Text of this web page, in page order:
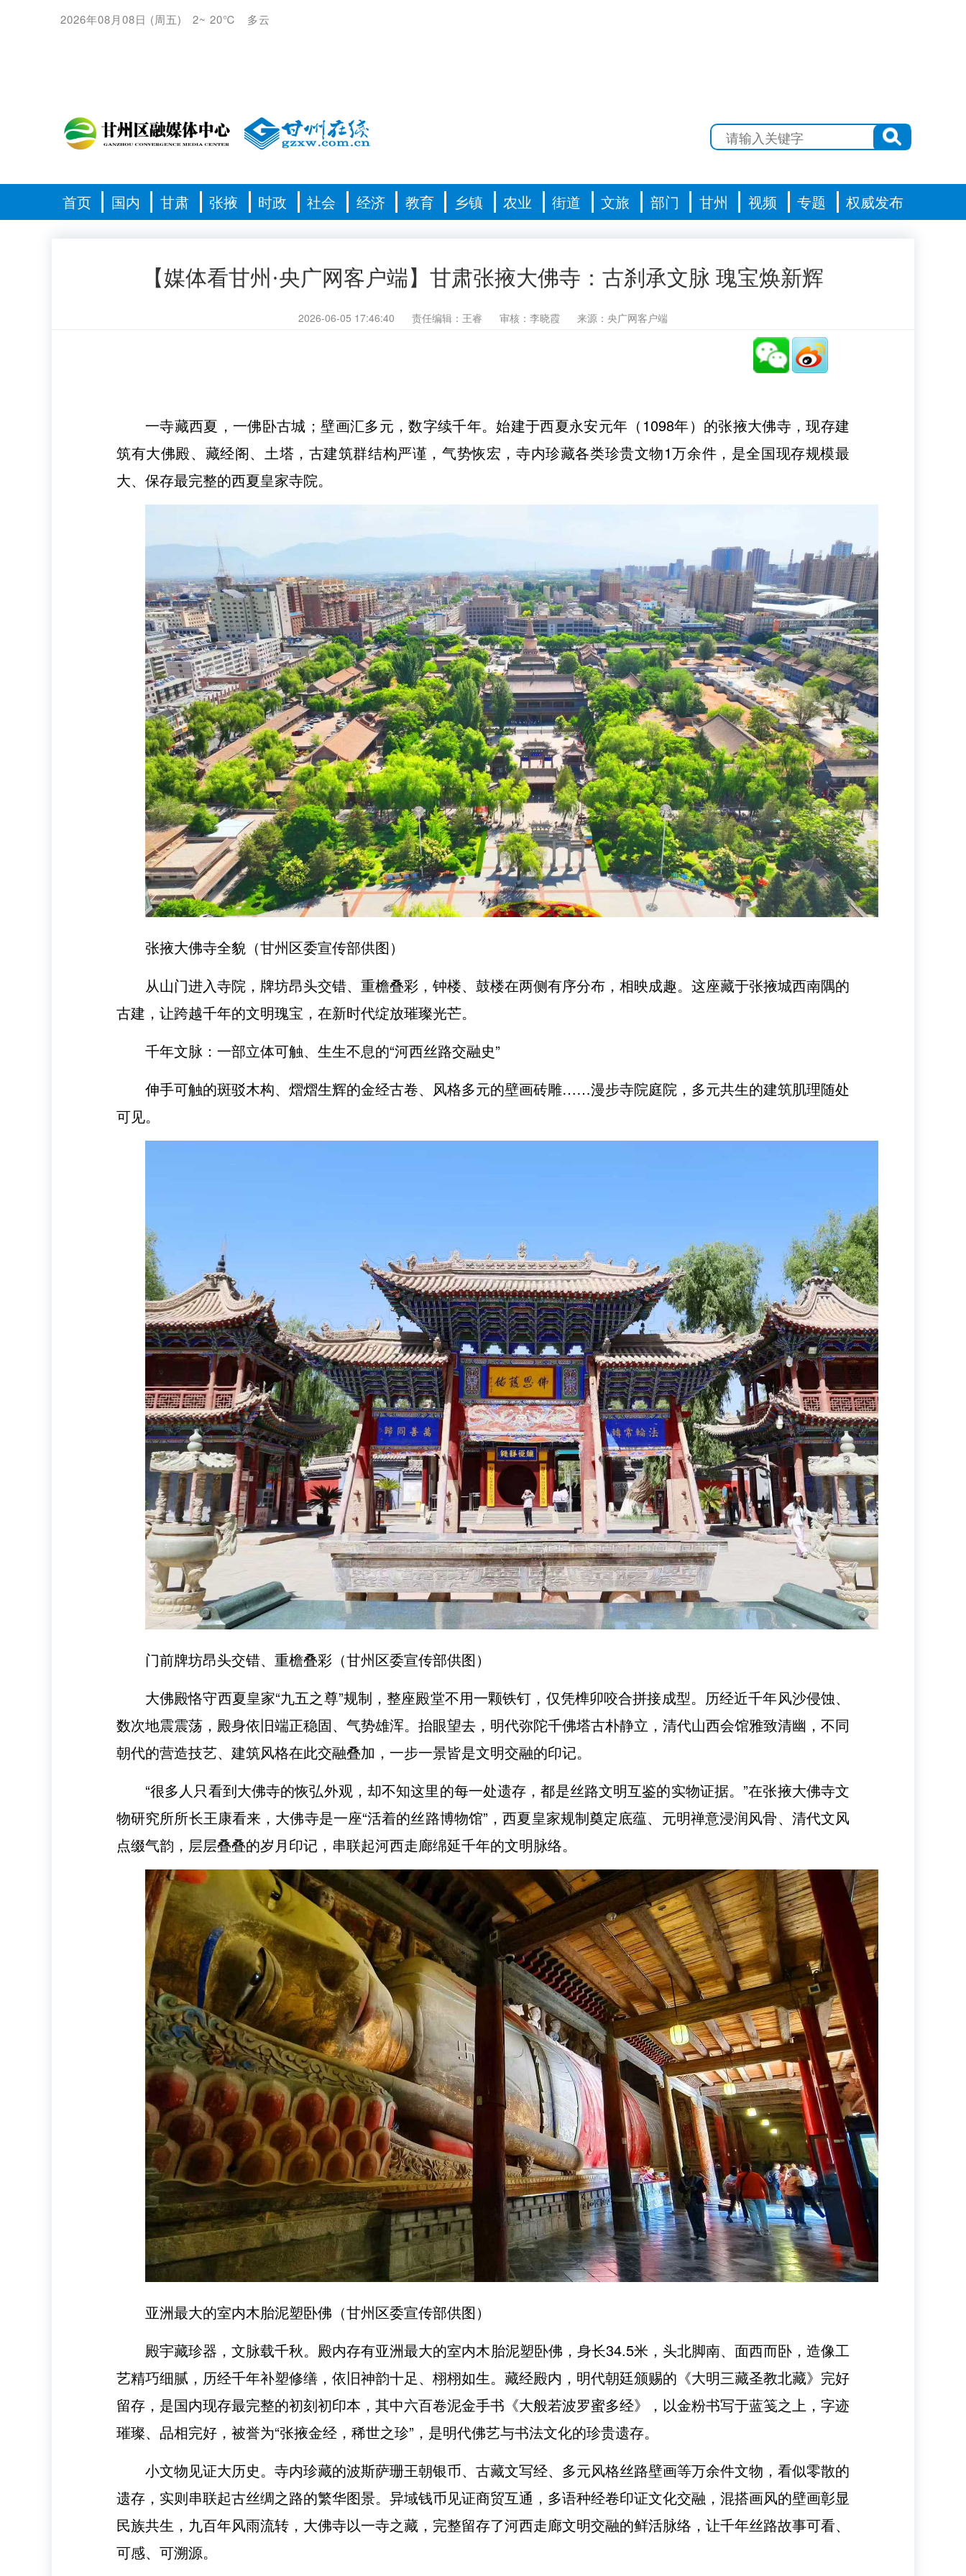
2026年08月08日 (周五) 2~ 20℃ 多云
首页 国内 甘肃 张掖 时政 社会 经济 教育 乡镇 农业 街道 文旅 部门 甘州 视频 专题 权威发布
【媒体看甘州·央广网客户端】甘肃张掖大佛寺：古刹承文脉 瑰宝焕新辉
2026-06-05 17:46:40 责任编辑：王睿 审核：李晓霞 来源：央广网客户端
一寺藏西夏，一佛卧古城；壁画汇多元，数字续千年。始建于西夏永安元年（1098年）的张掖大佛寺，现存建
筑有大佛殿、藏经阁、土塔，古建筑群结构严谨，气势恢宏，寺内珍藏各类珍贵文物1万余件，是全国现存规模最
大、保存最完整的西夏皇家寺院。
张掖大佛寺全貌（甘州区委宣传部供图）
从山门进入寺院，牌坊昂头交错、重檐叠彩，钟楼、鼓楼在两侧有序分布，相映成趣。这座藏于张掖城西南隅的
古建，让跨越千年的文明瑰宝，在新时代绽放璀璨光芒。
千年文脉：一部立体可触、生生不息的“河西丝路交融史”
伸手可触的斑驳木构、熠熠生辉的金经古卷、风格多元的壁画砖雕……漫步寺院庭院，多元共生的建筑肌理随处
可见。
门前牌坊昂头交错、重檐叠彩（甘州区委宣传部供图）
大佛殿恪守西夏皇家“九五之尊”规制，整座殿堂不用一颗铁钉，仅凭榫卯咬合拼接成型。历经近千年风沙侵蚀、
数次地震震荡，殿身依旧端正稳固、气势雄浑。抬眼望去，明代弥陀千佛塔古朴静立，清代山西会馆雅致清幽，不同
朝代的营造技艺、建筑风格在此交融叠加，一步一景皆是文明交融的印记。
“很多人只看到大佛寺的恢弘外观，却不知这里的每一处遗存，都是丝路文明互鉴的实物证据。”在张掖大佛寺文
物研究所所长王康看来，大佛寺是一座“活着的丝路博物馆”，西夏皇家规制奠定底蕴、元明禅意浸润风骨、清代文风
点缀气韵，层层叠叠的岁月印记，串联起河西走廊绵延千年的文明脉络。
亚洲最大的室内木胎泥塑卧佛（甘州区委宣传部供图）
殿宇藏珍器，文脉载千秋。殿内存有亚洲最大的室内木胎泥塑卧佛，身长34.5米，头北脚南、面西而卧，造像工
艺精巧细腻，历经千年补塑修缮，依旧神韵十足、栩栩如生。藏经殿内，明代朝廷颁赐的《大明三藏圣教北藏》完好
留存，是国内现存最完整的初刻初印本，其中六百卷泥金手书《大般若波罗蜜多经》，以金粉书写于蓝笺之上，字迹
璀璨、品相完好，被誉为“张掖金经，稀世之珍”，是明代佛艺与书法文化的珍贵遗存。
小文物见证大历史。寺内珍藏的波斯萨珊王朝银币、古藏文写经、多元风格丝路壁画等万余件文物，看似零散的
遗存，实则串联起古丝绸之路的繁华图景。异域钱币见证商贸互通，多语种经卷印证文化交融，混搭画风的壁画彰显
民族共生，九百年风雨流转，大佛寺以一寺之藏，完整留存了河西走廊文明交融的鲜活脉络，让千年丝路故事可看、
可感、可溯源。